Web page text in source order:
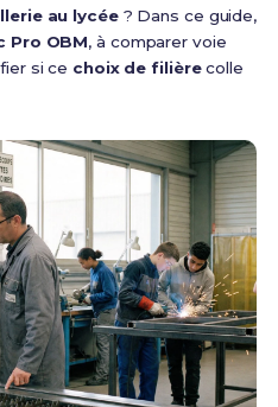
au lycée? Dans ce guide,
Pro OBM, à comparer voie
si ce choix de filièrecolle